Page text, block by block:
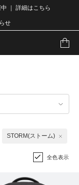
｜ 詳細はこちら
せ
STORM(ストーム)
全色表示